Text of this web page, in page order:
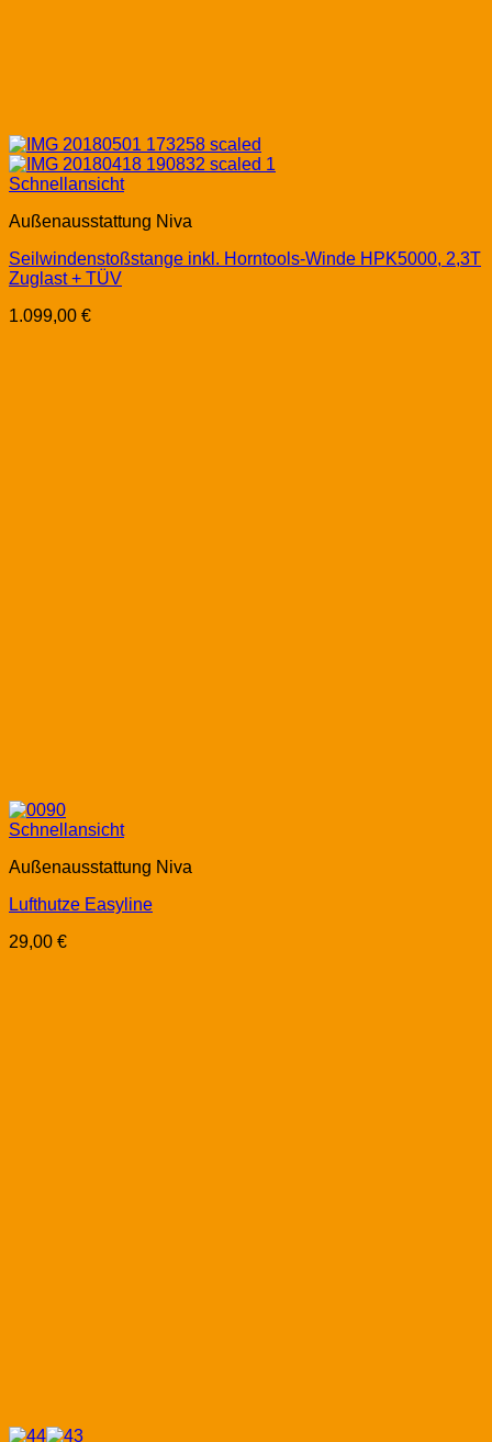
Schnellansicht
Außenausstattung Niva
Seilwindenstoßstange inkl. Horntools-Winde HPK5000, 2,3T
Zuglast + TÜV
1.099,00 €
Schnellansicht
Außenausstattung Niva
Lufthutze Easyline
29,00 €